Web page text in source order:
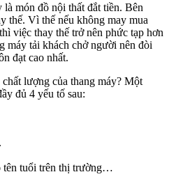
món đồ nội thất đắt tiền. Bên
thế. Vì thế nếu không may mua
việc thay thế trở nên phức tạp hơn
máy tải khách chở người nên đòi
đạt cao nhất.
lượng của thang máy? Một
đủ 4 yếu tố sau:
tên tuổi trên thị trường…